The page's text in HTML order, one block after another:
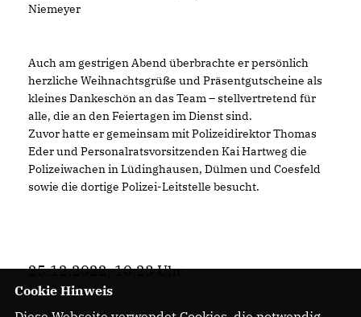
Niemeyer
Auch am gestrigen Abend überbrachte er persönlich
herzliche Weihnachtsgrüße und Präsentgutscheine als
kleines Dankeschön an das Team – stellvertretend für
alle, die an den Feiertagen im Dienst sind.
Zuvor hatte er gemeinsam mit Polizeidirektor Thomas
Eder und Personalratsvorsitzenden Kai Hartweg die
Polizeiwachen in Lüdinghausen, Dülmen und Coesfeld
sowie die dortige Polizei-Leitstelle besucht.
25.12.2022, 10:23 Uhr
Cookie Hinweis